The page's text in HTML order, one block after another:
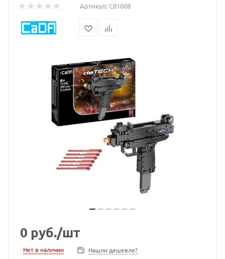
Артикул:C81008
0 руб./шт
Нет в наличии Нашли дешевле?